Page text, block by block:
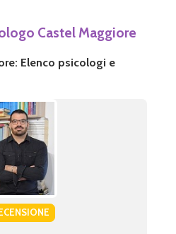
Castel Maggiore
Elenco psicologi e